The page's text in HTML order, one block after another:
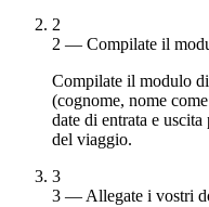
2
2 — Compilate il
Compilate il modulo
(cognome, nome
date di entrata e
del viaggio.
3
3 — Allegate i vostri